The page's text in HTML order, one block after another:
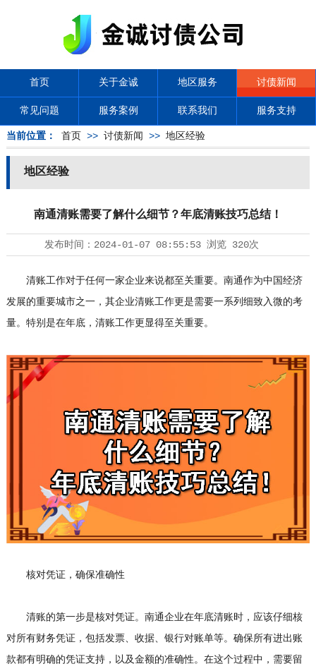
首页 关于金诚 地区服务 讨债新闻
常见问题 服务案例 联系我们 服务支持
当前位置： 首页 >> 讨债新闻 >> 地区经验
地区经验
南通清账需要了解什么细节？年底清账技巧总结！
发布时间： 2024-01-07 08:55:53浏览 320次
清账工作对于任何一家企业来说都至关重要。南通作为中国经济
发展的重要城市之一，其企业清账工作更是需要一系列细致入微的考
量。特别是在年底，清账工作更显得至关重要。
核对凭证，确保准确性
清账的第一步是核对凭证。南通企业在年底清账时，应该仔细核
对所有财务凭证，包括发票、收据、银行对账单等。确保所有进出账
款都有明确的凭证支持，以及金额的准确性。在这个过程中，需要留